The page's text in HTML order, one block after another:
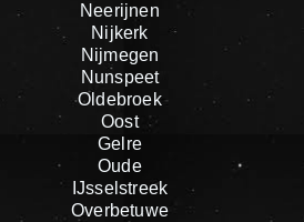
Neerijnen
Nijkerk
Nijmegen
Nunspeet
Oldebroek
Oost
Gelre
Oude
IJsselstreek
Overbetuwe